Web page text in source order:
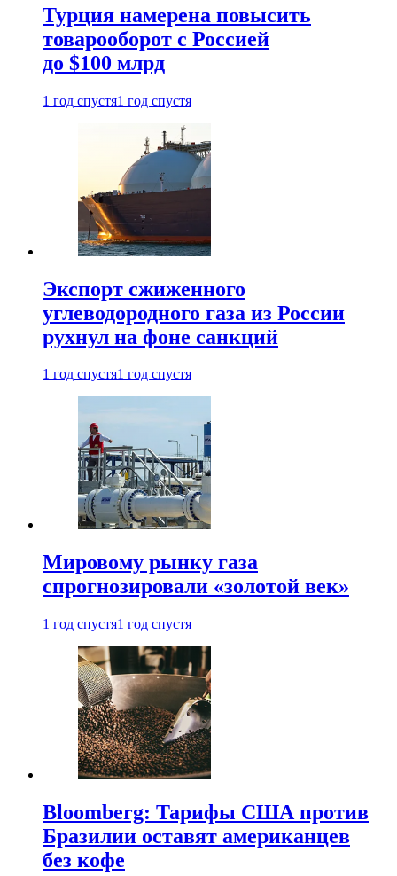
Турция намерена повысить
товарооборот с Россией
до $100 млрд
1 год спустя1 год спустя
Экспорт сжиженного
углеводородного газа из России
рухнул на фоне санкций
1 год спустя1 год спустя
Мировому рынку газа
спрогнозировали «золотой век»
1 год спустя1 год спустя
Bloomberg: Тарифы США против
Бразилии оставят американцев
без кофе